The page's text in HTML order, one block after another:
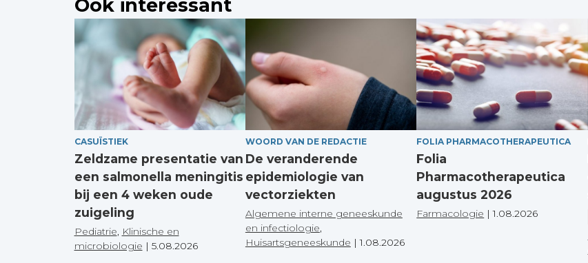
Ook interessant
CASUÏSTIEK
Zeldzame presentatie van
een salmonella meningitis
bij een 4 weken oude
zuigeling
Pediatrie Klinische en
microbiologie | 5.08.2026
WOORD VAN DE REDACTIE
De veranderende
epidemiologie van
vectorziekten
Algemene interne geneeskunde
en infectiologie
Huisartsgeneeskunde |1.08.2026
FOLIA PHARMACOTHERAPEUTICA
Folia
Pharmacotherapeutica
augustus 2026
Farmacologie |1.08.2026